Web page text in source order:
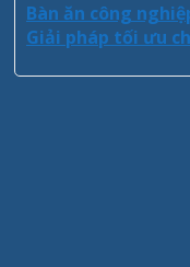
Bàn ăn công
Giải pháp tối ưu